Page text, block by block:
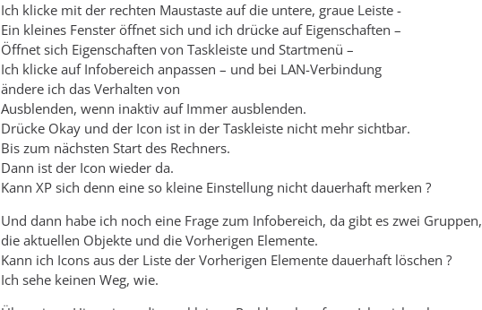
Ich klicke mit der rechten Maustaste auf die untere, graue Leiste -
Ein kleines Fenster öffnet sich und ich drücke auf Eigenschaften –
Öffnet sich Eigenschaften von Taskleiste und Startmenü –
Ich klicke auf Infobereich anpassen – und bei LAN-Verbindung
ändere ich das Verhalten von
Ausblenden, wenn inaktiv auf Immer ausblenden.
Drücke Okay und der Icon ist in der Taskleiste nicht mehr sichtbar.
Bis zum nächsten Start des Rechners.
Dann ist der Icon wieder da.
Kann XP sich denn eine so kleine Einstellung nicht dauerhaft merken ?
Und dann habe ich noch eine Frage zum Infobereich, da gibt es zwei Gruppen,
die aktuellen Objekte und die Vorherigen Elemente.
Kann ich Icons aus der Liste der Vorherigen Elemente dauerhaft löschen ?
Ich sehe keinen Weg, wie.